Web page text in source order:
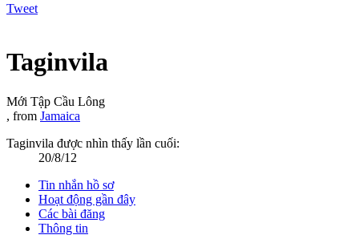
Tweet
Taginvila
Mới Tập Cầu Lông
, from Jamaica
Taginvila được nhìn thấy lần cuối:
20/8/12
Tin nhắn hồ sơ
Hoạt động gần đây
Các bài đăng
Thông tin